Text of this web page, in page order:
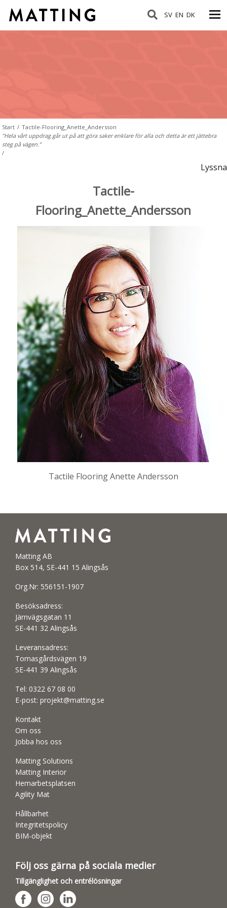
SV EN DK
Start /
”Hela vårt uppdrag går ut på att göra saker enklare för alla och detta är ett jättebra
steg på vägen.”
/
Tactile-Flooring_Anette_Andersson
Lyssna
Tactile-
Flooring_Anette_Andersson
Tactile Flooring Anette Andersson
Matting AB
Box 514, SE-441 15 Alingsås
Org.Nr: 556151-1907
Besöksadress:
Järnvägsgatan 11
SE-441 32 Alingsås
Leveransadress:
Tomasgårdsvägen 19
SE-441 39 Alingsås
Tel: 0322 67 08 00
E-post: projekt@matting.se
Kontakt
Om oss
Jobba hos oss
Matting Solutions
Matting Interior
Hemarbetsplatsen
Agility Mat
Hållbarhet
Integritetspolicy
BIM-objekt
Följ oss gärna på sociala medier
Tillgänglighet och entrélösningar